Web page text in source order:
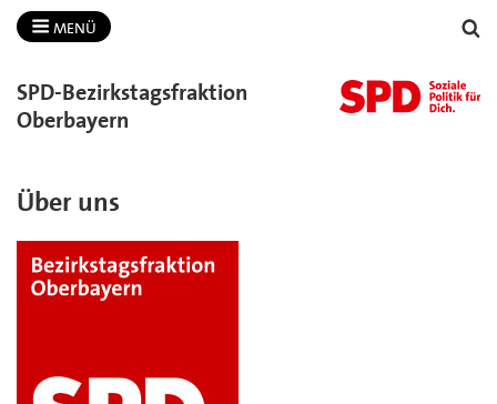
MENÜ
SPD-​Bezirkstagsfraktion
Oberbayern
Über uns